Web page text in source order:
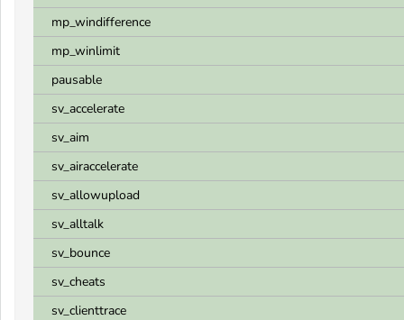
mp_windifference
mp_winlimit
pausable
sv_accelerate
sv_aim
sv_airaccelerate
sv_allowupload
sv_alltalk
sv_bounce
sv_cheats
sv_clienttrace